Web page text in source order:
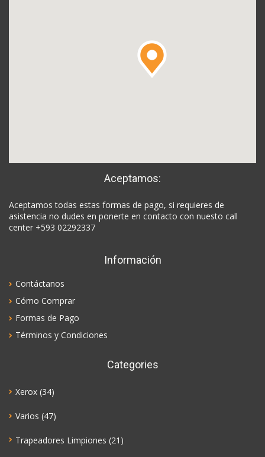
Aceptamos:
Aceptamos todas estas formas de pago, si requieres de
asistencia no dudes en ponerte en contacto con nuesto call
center +593 02292337
Información
Contáctanos
Cómo Comprar
Formas de Pago
Términos y Condiciones
Categories
Xerox (34)
Varios (47)
Trapeadores Limpiones (21)